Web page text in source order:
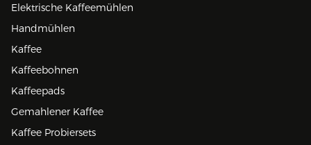
Elektrische Kaffeemühlen
Handmühlen
Kaffee
Kaffeebohnen
Kaffeepads
Gemahlener Kaffee
Kaffee Probiersets